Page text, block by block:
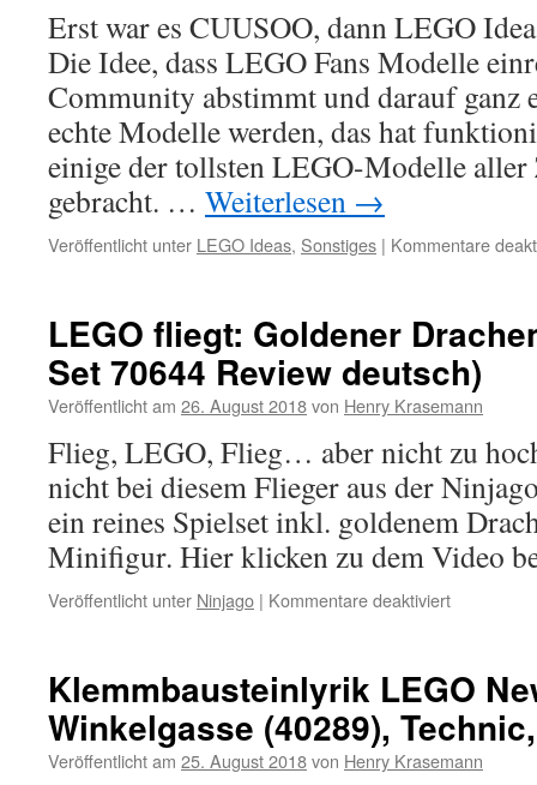
Erst war es CUUSOO, dann LEGO
Die Idee, dass LEGO Fans Modelle
Community abstimmt und darauf ganz
echte Modelle werden, das hat
einige der tollsten LEGO-Modelle
gebracht. … Weiterlesen →
Veröffentlicht unter LEGO Ideas, Sonstiges | Kommentare
LEGO fliegt: Goldener
Set 70644 Review deutsch)
Veröffentlicht am 26. August 2018von Henry Krasemann
Flieg, LEGO, Flieg… aber nicht zu
nicht bei diesem Flieger aus der
ein reines Spielset inkl. goldenem
Minifigur. Hier klicken zu dem Video
Veröffentlicht unter Ninjago | Kommentare deaktiviertfür
(Ninjago
Set
70644
Klemmbausteinlyrik LEGO
Winkelgasse (40289),
Veröffentlicht am 25. August 2018von Henry Krasemann